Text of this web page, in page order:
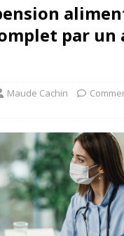
par un
Maude Cachin